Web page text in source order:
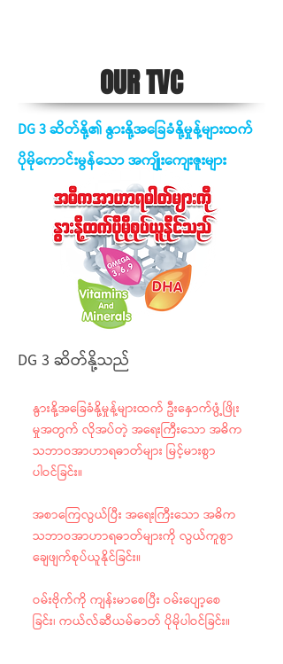
OUR TVC
DG 3 ဆိတ်နို့၏ နွားနို့အခြေခံနို့မှုန့်များထက်
ပိုမိုကောင်းမွန်သော အကျိုးကျေးဇူးများ
DG 3 ဆိတ်နို့သည်
နွားနို့အခြေခံနို့မှုန့်များထက် ဦးနှောက်ဖွံ့ဖြိုး
မှုအတွက် လိုအပ်တဲ့ အရေးကြီးသော အဓိက
သဘာဝအာဟာရဓာတ်များ မြင့်မားစွာ
ပါဝင်ခြင်း။
အစာကြေလွယ်ပြီး အရေးကြီးသော အဓိက
သဘာဝအာဟာရဓာတ်များကို လွယ်ကူစွာ
ချေဖျက်စုပ်ယူနိုင်ခြင်း။
ဝမ်းဗိုက်ကို ကျန်းမာစေပြီး ဝမ်းပျော့စေ
ခြင်း၊ ကယ်လ်ဆီယမ်ဓာတ် ပိုမိုပါဝင်ခြင်း။